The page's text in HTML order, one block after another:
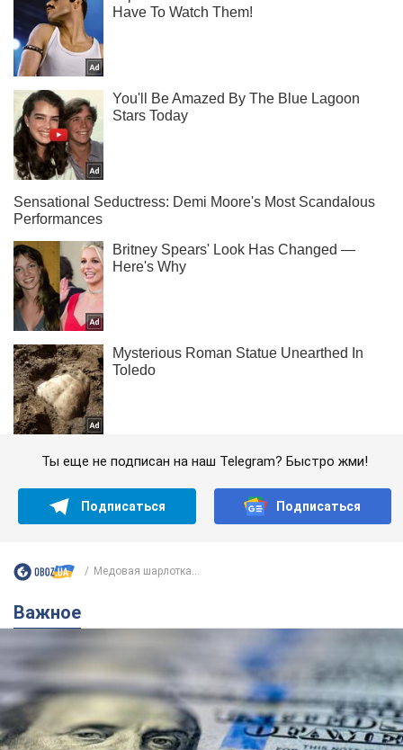
Ты еще не подписан на наш Telegram? Быстро жми!
Подписаться Подписаться
Медовая шарлотка...
Важное